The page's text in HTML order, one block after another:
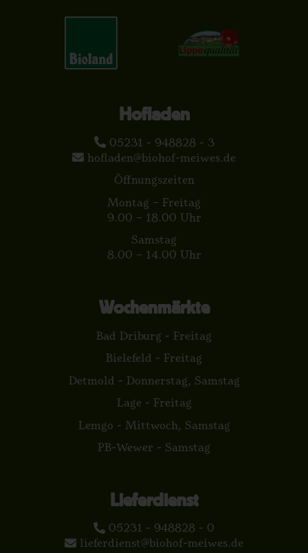
Hofladen
05231 - 948828 - 3
hofladen@biohof-meiwes.de
Öffnungszeiten
Montag – Freitag
9.00 – 18.00 Uhr
Samstag
8.00 – 14.00 Uhr
Wochenmärkte
Bad Driburg - Freitag
Bielefeld - Freitag
Detmold - Donnerstag, Samstag
Lage - Freitag
Lemgo - Mittwoch, Samstag
PB-Wewer - Samstag
Lieferdienst
05231 - 948828 - 0
lieferdienst@biohof-meiwes.de